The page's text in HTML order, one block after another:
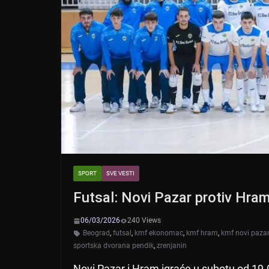
SPORT SVE VESTI
Futsal: Novi Pazar protiv
06/03/2026
240 Views
Beograd, futsal , kmf ekonomac, kmf hram, kmf novi pazar
sportska dvorana pendik, zrenjanin